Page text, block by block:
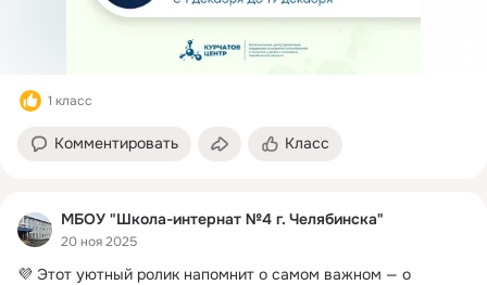
1 класс
Комментировать Класс
МБОУ "Школа-интернат №4 г. Челябинска"
20 ноя 2025
💜 Этот уютный ролик напомнит о самом важном — о